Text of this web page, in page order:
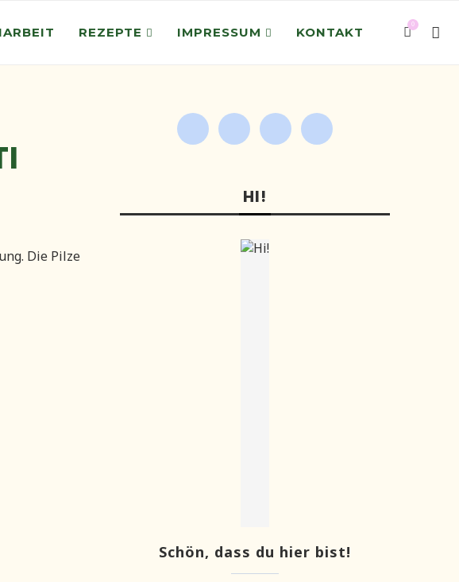
REZEPTE IMPRESSUM KONTAKT
0
Die Pilze
HI!
Schön, dass du hier bist!